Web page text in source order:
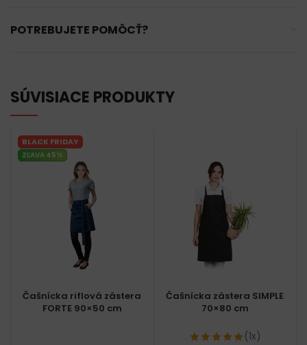
POTREBUJETE POMÔCŤ?
SÚVISIACE PRODUKTY
BLACK FRIDAY
ZĽAVA 45%
Čašnícka riflová zástera
FORTE 90×50 cm
Čašnícka zástera SIMPLE
70×80 cm
(1x)